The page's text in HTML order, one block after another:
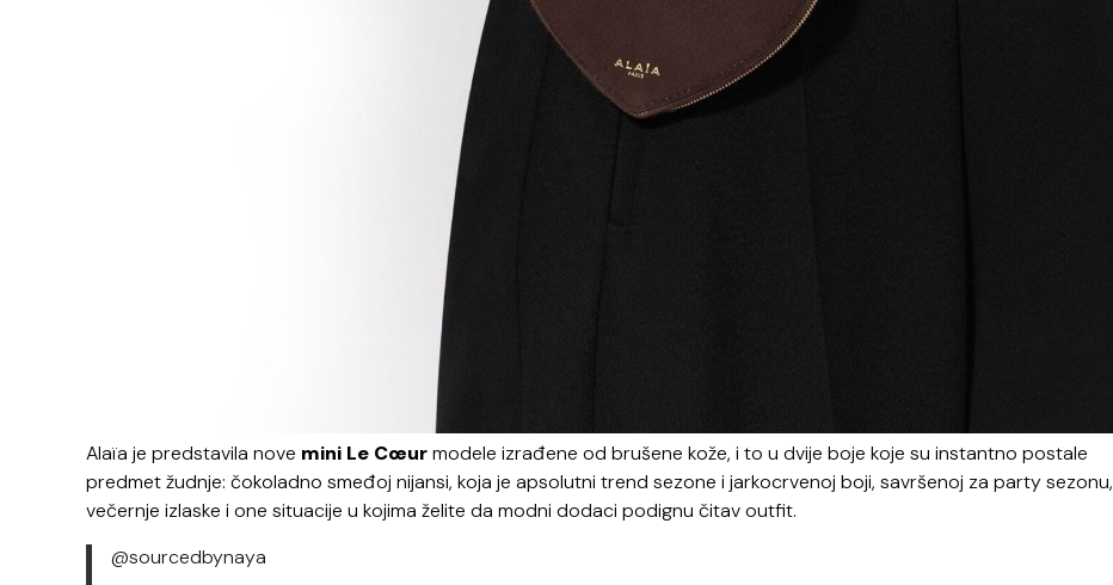
Alaïa je predstavila nove mini Le Cœurmodele izrađene od brušene kože, i to u dvije boje koje su instantno postale
predmet žudnje: čokoladno smeđoj nijansi, koja je apsolutni trend sezone i jarkocrvenoj boji, savršenoj za party sezonu,
večernje izlaske i one situacije u kojima želite da modni dodaci podignu čitav outfit.
@sourcedbynaya